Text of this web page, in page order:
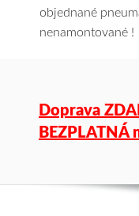
objednané
nenamontované !
Doprava
BEZPLATNÁ